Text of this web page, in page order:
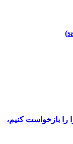
بازخواست کنیم،